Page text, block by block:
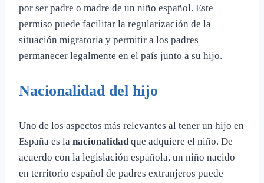
por ser padre o madre de un niño español. Este
permiso puede facilitar la regularización de la
situación migratoria y permitir a los padres
permanecer legalmente en el país junto a su hijo.
Nacionalidad del hijo
Uno de los aspectos más relevantes al tener un hijo en
España es la nacionalidadque adquiere el niño. De
acuerdo con la legislación española, un niño nacido
en territorio español de padres extranjeros puede